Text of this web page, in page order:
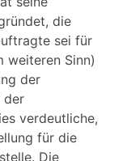
die
sei für
weiteren Sinn)
der
der
verdeutliche,
für die
Die